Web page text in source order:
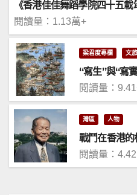
《香港佳佳舞蹈學院四十五
閱讀量：1.13萬+
梁君度專欄 文旅
“寫生”與“寫
閱讀量：
灣區 人物
戰鬥在香港的
閱讀量：